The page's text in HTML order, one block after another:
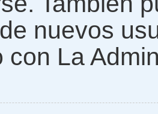
nuevos
con La